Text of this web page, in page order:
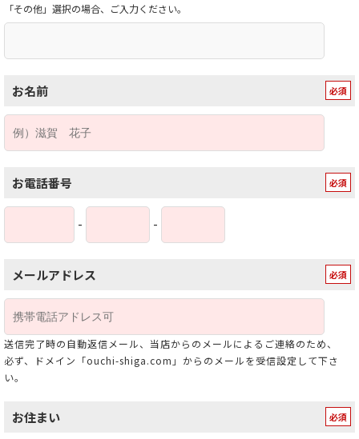
「その他」選択の場合、ご入力ください。
お名前
お電話番号
- -
メールアドレス
送信完了時の自動返信メール、当店からのメールによるご連絡のため、
必ず、ドメイン「ouchi-shiga.com」からのメールを受信設定して下さ
い。
お住まい